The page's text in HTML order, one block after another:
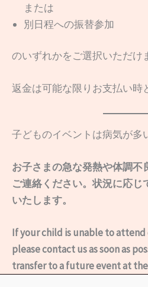
または
別日程への振替参加
のいずれかをご選択いただけ
返金は可能な限りお支払い時
子どものイベントは病気が多
お子さまの急な発熱や体調不
ご連絡ください。状況に応じ
いたします。
If your child is unable to
please contact us as soon as
transfer to a future event at